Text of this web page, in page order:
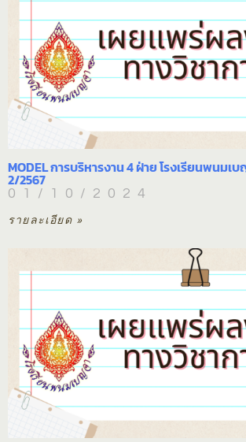
MODEL การบริหารงาน 4 ฝ่าย โรงเรียนพนมเ
2/2567
01/10/2024
รายละเอียด »